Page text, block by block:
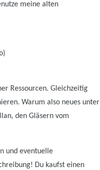
meine alten
Ressourcen. Gleichzeitig
Warum also neues unter
den Gläsern vom
und eventuelle
Du kaufst einen